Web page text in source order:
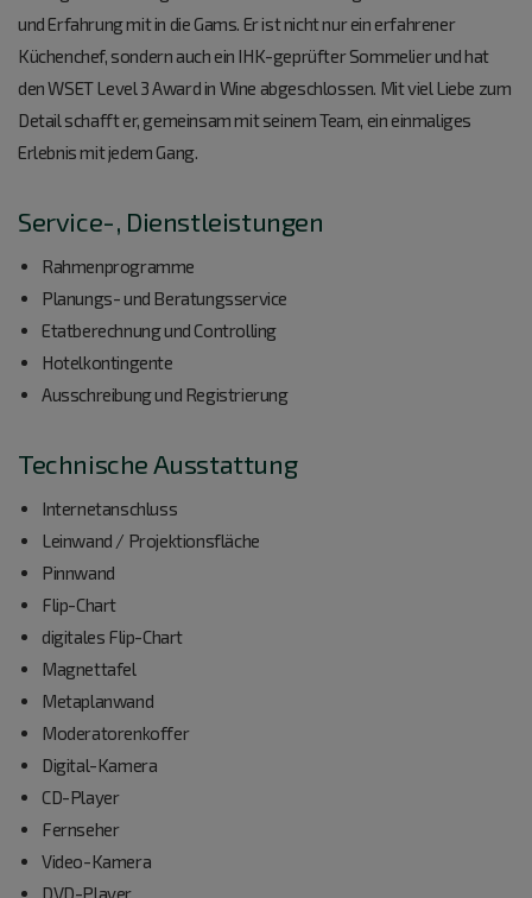
und Erfahrung mit in die Gams. Er ist nicht nur ein erfahrener
Küchenchef, sondern auch ein IHK-geprüfter Sommelier und hat
den WSET Level 3 Award in Wine abgeschlossen. Mit viel Liebe zum
Detail schafft er, gemeinsam mit seinem Team, ein einmaliges
Erlebnis mit jedem Gang.
Service-, Dienstleistungen
Rahmenprogramme
Planungs- und Beratungsservice
Etatberechnung und Controlling
Hotelkontingente
Ausschreibung und Registrierung
Technische Ausstattung
Internetanschluss
Leinwand / Projektionsfläche
Pinnwand
Flip-Chart
digitales Flip-Chart
Magnettafel
Metaplanwand
Moderatorenkoffer
Digital-Kamera
CD-Player
Fernseher
Video-Kamera
DVD-Player